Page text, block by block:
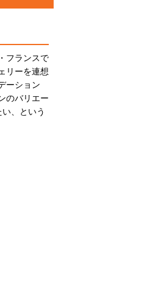
フランスで
リーを連想
ーション
のバリエー
、という